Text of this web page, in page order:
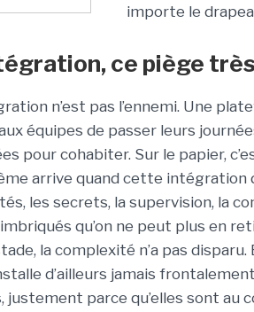
importe le
ce piège
n’est pas l’ennemi. Une
équipes de passer leurs
pour cohabiter. Sur le papier,
arrive quand cette intégration
les secrets, la supervision, la
qu’on ne peut plus en
la complexité n’a pas
d’ailleurs jamais
justement parce qu’elles sont au